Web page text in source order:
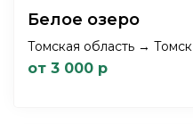
Белое озеро
Томская область → Томск
от 3 000 р